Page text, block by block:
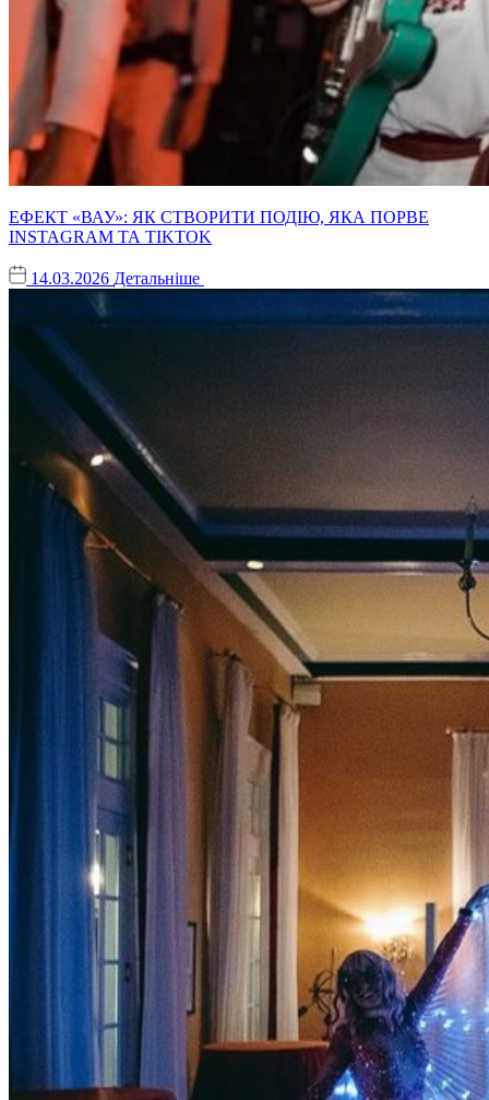
ЕФЕКТ «ВАУ»: ЯК СТВОРИТИ ПОДІЮ, ЯКА ПОРВЕ
INSTAGRAM ТА TIKTOK
14.03.2026 Детальніше